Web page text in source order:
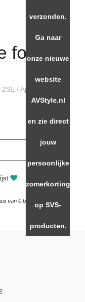
for
/ Apple™
van 0 beoordelingen
verzonden.
Ga naar
onze nieuwe
website
AVStyle.nl
en zie direct
jouw
persoonlijke
zomerkorting
op SVS-
producten.